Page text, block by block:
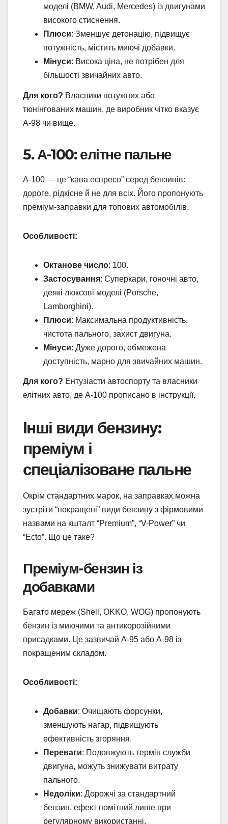
моделі (BMW, Audi, Mercedes) із двигунами
високого стиснення.
Плюси: Зменшує детонацію, підвищує
потужність, містить миючі добавки.
Мінуси: Висока ціна, не потрібен для
більшості звичайних авто.
Для кого? Власники потужних або
тюнінгованих машин, де виробник чітко вказує
А-98 чи вище.
5. А-100: елітне пальне
А-100 — це “кава еспресо” серед бензинів:
дороге, рідкісне й не для всіх. Його пропонують
преміум-заправки для топових автомобілів.
Особливості:
Октанове число: 100.
Застосування: Суперкари, гоночні авто,
деякі люксові моделі (Porsche,
Lamborghini).
Плюси: Максимальна продуктивність,
чистота пального, захист двигуна.
Мінуси: Дуже дорого, обмежена
доступність, марно для звичайних машин.
Для кого? Ентузіасти автоспорту та власники
елітних авто, де А-100 прописано в інструкції.
Інші види бензину:
преміум і
спеціалізоване пальне
Окрім стандартних марок, на заправках можна
зустріти “покращені” види бензину з фірмовими
назвами на кшталт “Premium”, “V-Power” чи
“Ecto”. Що це таке?
Преміум-бензин із
добавками
Багато мереж (Shell, OKKO, WOG) пропонують
бензин із миючими та антикорозійними
присадками. Це зазвичай А-95 або А-98 із
покращеним складом.
Особливості:
Добавки: Очищають форсунки,
зменшують нагар, підвищують
ефективність згоряння.
Переваги: Подовжують термін служби
двигуна, можуть знижувати витрату
пального.
Недоліки: Дорожчі за стандартний
бензин, ефект помітний лише при
регулярному використанні.